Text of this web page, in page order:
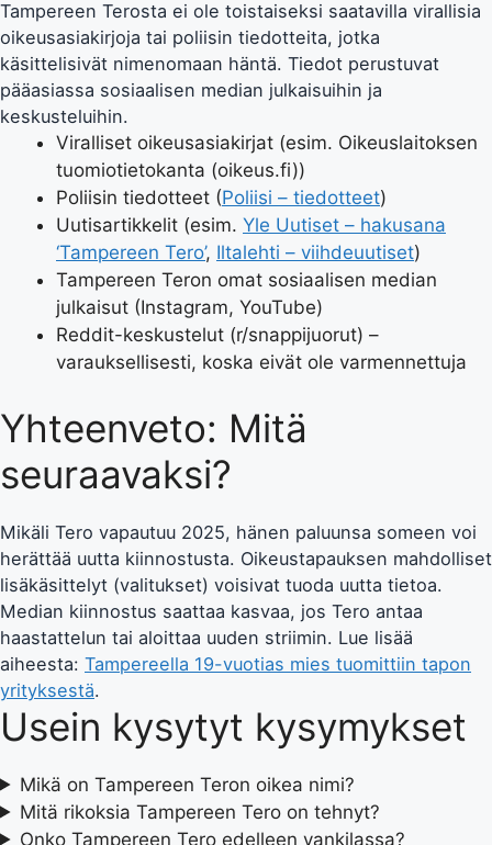
Tampereen Terosta ei ole toistaiseksi saatavilla virallisia
oikeusasiakirjoja tai poliisin tiedotteita, jotka
käsittelisivät nimenomaan häntä. Tiedot perustuvat
pääasiassa sosiaalisen median julkaisuihin ja
keskusteluihin.
Viralliset oikeusasiakirjat (esim. Oikeuslaitoksen
tuomiotietokanta (oikeus.fi))
Poliisin tiedotteet (Poliisi – tiedotteet)
Uutisartikkelit (esim. Yle Uutiset – hakusana
‘Tampereen Tero’, Iltalehti – viihdeuutiset)
Tampereen Teron omat sosiaalisen median
julkaisut (Instagram, YouTube)
Reddit-keskustelut (r/snappijuorut) –
varauksellisesti, koska eivät ole varmennettuja
Yhteenveto: Mitä
seuraavaksi?
Mikäli Tero vapautuu 2025, hänen paluunsa someen voi
herättää uutta kiinnostusta. Oikeustapauksen mahdolliset
lisäkäsittelyt (valitukset) voisivat tuoda uutta tietoa.
Median kiinnostus saattaa kasvaa, jos Tero antaa
haastattelun tai aloittaa uuden striimin. Lue lisää
aiheesta: Tampereella 19-vuotias mies tuomittiin tapon
yrityksestä.
Usein kysytyt kysymykset
Mikä on Tampereen Teron oikea nimi?
Mitä rikoksia Tampereen Tero on tehnyt?
Onko Tampereen Tero edelleen vankilassa?